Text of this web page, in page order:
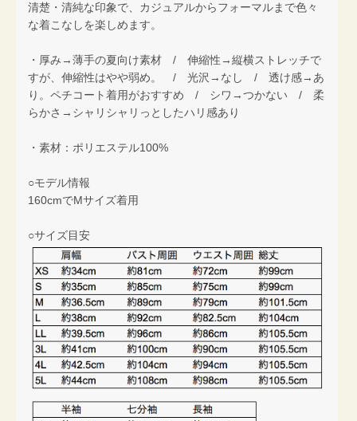
清楚・清純な印象で、カジュアルからフォーマルまで色々
な着こなしを楽しめます。
・厚み→薄手の夏向け素材 / 伸縮性→縦横ストレッチで
すが、伸縮性はやや弱め。 / 光沢→なし / 透け感→あ
り。ペチコート着用がおすすめ / シワ→つかない / 柔
らかさ→シャリシャリっとしたハリ感あり
・素材：ポリエステル100%
○モデル情報
160cmでMサイズ着用
○サイズ目安